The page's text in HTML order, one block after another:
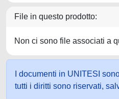
File in questo prodotto:
Non ci sono file associati a
I documenti in UNITESI
tutti i diritti sono riservati,